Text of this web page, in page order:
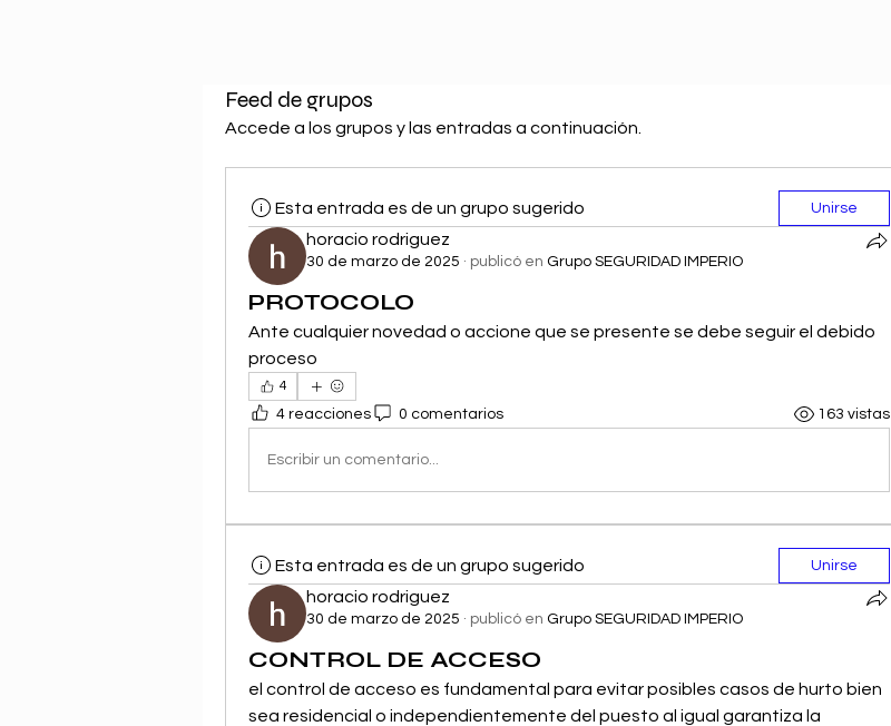
Feed de grupos
Accede a los grupos y las entradas a continuación.
Esta entrada es de un grupo sugerido Unirse
horacio rodriguez
30 de marzo de 2025 · publicó en Grupo SEGURIDAD IMPERIO
PROTOCOLO
Ante cualquier novedad o accione que se presente se debe seguir el debido
proceso
4
4 reacciones 0 comentarios 163 vistas
Escribir un comentario...
Esta entrada es de un grupo sugerido Unirse
horacio rodriguez
30 de marzo de 2025 · publicó en Grupo SEGURIDAD IMPERIO
CONTROL DE ACCESO
el control de acceso es fundamental para evitar posibles casos de hurto bien
sea residencial o independientemente del puesto al igual garantiza la